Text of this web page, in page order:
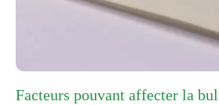
Facteurs pouvant affecter la